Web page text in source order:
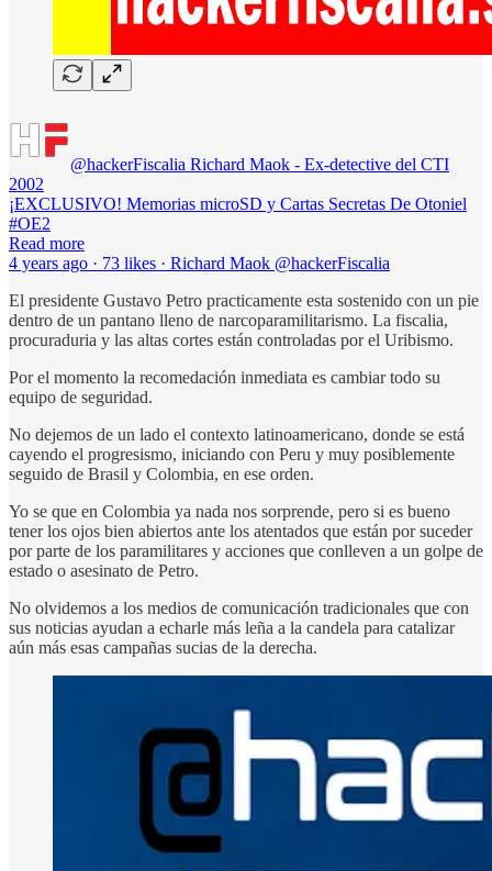
@hackerFiscalia Richard Maok - Ex-detective del CTI
2002
¡EXCLUSIVO! Memorias microSD y Cartas Secretas De Otoniel
#OE2
Read more
4 years ago · 73 likes · Richard Maok @hackerFiscalia
El presidente Gustavo Petro practicamente esta sostenido con un pie
dentro de un pantano lleno de narcoparamilitarismo. La fiscalia,
procuraduria y las altas cortes están controladas por el Uribismo.
Por el momento la recomedación inmediata es cambiar todo su
equipo de seguridad.
No dejemos de un lado el contexto latinoamericano, donde se está
cayendo el progresismo, iniciando con Peru y muy posiblemente
seguido de Brasil y Colombia, en ese orden.
Yo se que en Colombia ya nada nos sorprende, pero si es bueno
tener los ojos bien abiertos ante los atentados que están por suceder
por parte de los paramilitares y acciones que conlleven a un golpe de
estado o asesinato de Petro.
No olvidemos a los medios de comunicación tradicionales que con
sus noticias ayudan a echarle más leña a la candela para catalizar
aún más esas campañas sucias de la derecha.